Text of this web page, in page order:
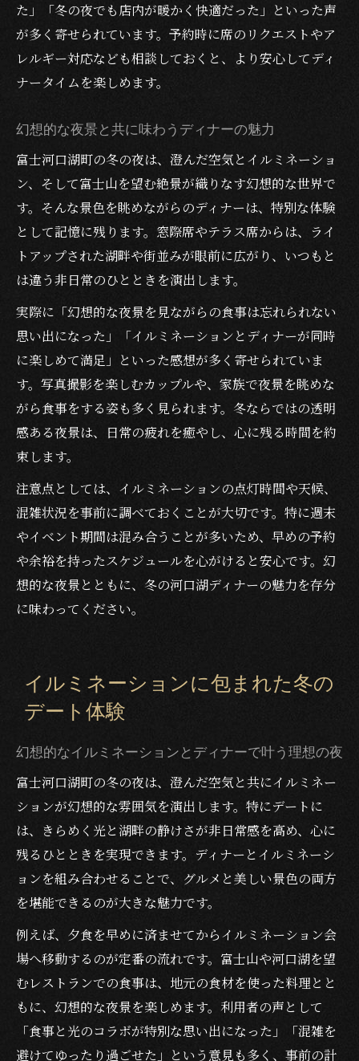
た」「冬の夜でも店内が暖かく快適だった」といった声
が多く寄せられています。予約時に席のリクエストやア
レルギー対応なども相談しておくと、より安心してディ
ナータイムを楽しめます。
幻想的な夜景と共に味わうディナーの魅力
富士河口湖町の冬の夜は、澄んだ空気とイルミネーショ
ン、そして富士山を望む絶景が織りなす幻想的な世界で
す。そんな景色を眺めながらのディナーは、特別な体験
として記憶に残ります。窓際席やテラス席からは、ライ
トアップされた湖畔や街並みが眼前に広がり、いつもと
は違う非日常のひとときを演出します。
実際に「幻想的な夜景を見ながらの食事は忘れられない
思い出になった」「イルミネーションとディナーが同時
に楽しめて満足」といった感想が多く寄せられていま
す。写真撮影を楽しむカップルや、家族で夜景を眺めな
がら食事をする姿も多く見られます。冬ならではの透明
感ある夜景は、日常の疲れを癒やし、心に残る時間を約
束します。
注意点としては、イルミネーションの点灯時間や天候、
混雑状況を事前に調べておくことが大切です。特に週末
やイベント期間は混み合うことが多いため、早めの予約
や余裕を持ったスケジュールを心がけると安心です。幻
想的な夜景とともに、冬の河口湖ディナーの魅力を存分
に味わってください。
イルミネーションに包まれた冬の
デート体験
幻想的なイルミネーションとディナーで叶う理想の夜
富士河口湖町の冬の夜は、澄んだ空気と共にイルミネー
ションが幻想的な雰囲気を演出します。特にデートに
は、きらめく光と湖畔の静けさが非日常感を高め、心に
残るひとときを実現できます。ディナーとイルミネーシ
ョンを組み合わせることで、グルメと美しい景色の両方
を堪能できるのが大きな魅力です。
例えば、夕食を早めに済ませてからイルミネーション会
場へ移動するのが定番の流れです。富士山や河口湖を望
むレストランでの食事は、地元の食材を使った料理とと
もに、幻想的な夜景を楽しめます。利用者の声として
「食事と光のコラボが特別な思い出になった」「混雑を
避けてゆったり過ごせた」という意見も多く、事前の計